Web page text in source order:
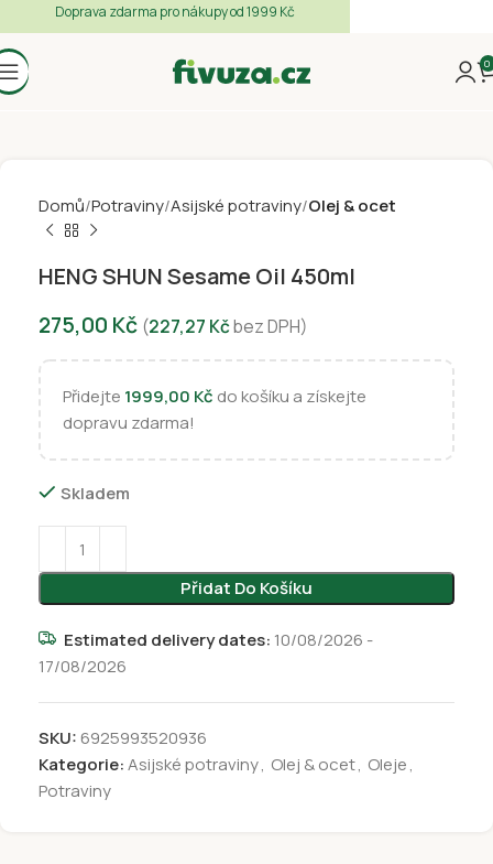
0
Domů Potraviny Asijské potraviny Olej & ocet
HENG SHUN Sesame Oil 450ml
275,00 Kč (227,27 Kčbez DPH)
Přidejte 1999,00 Kč do košíku a získejte
dopravu zdarma!
Skladem
Přidat Do Košíku
Estimated delivery dates: 10/08/2026 -
17/08/2026
SKU:6925993520936
Kategorie:Asijské potraviny, Olej & ocet, Oleje,
Potraviny
Doprava zdarma pro nákupy od 1999 Kč